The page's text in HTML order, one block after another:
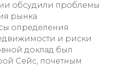
обсудили проблемы
рынка
определения
и риски
доклад был
Сейс, почетным